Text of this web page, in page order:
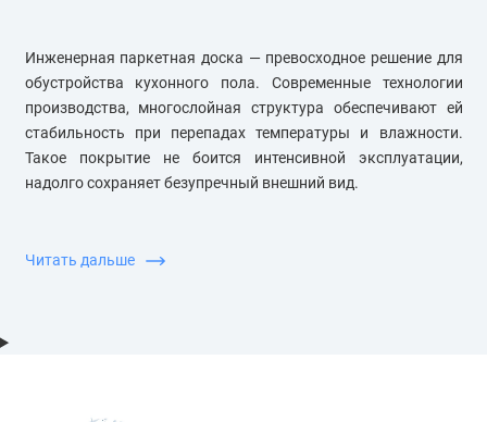
Инженерная паркетная доска — превосходное решение для
обустройства кухонного пола. Современные технологии
производства, многослойная структура обеспечивают ей
стабильность при перепадах температуры и влажности.
Такое покрытие не боится интенсивной эксплуатации,
надолго сохраняет безупречный внешний вид.
этого материала?
Читать дальше